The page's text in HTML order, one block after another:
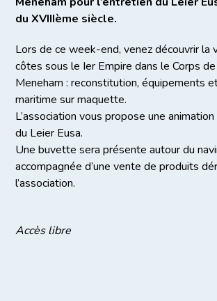
du XVIIIème siècle.
Lors de ce week-end, venez découvrir la
côtes sous le Ier Empire dans le Corps
Meneham : reconstitution, équipements
maritime sur maquette.
L’association vous propose une
du Leier Eusa.
Une buvette sera présente autour du
accompagnée d’une vente de produits
l’association.
Accès libre